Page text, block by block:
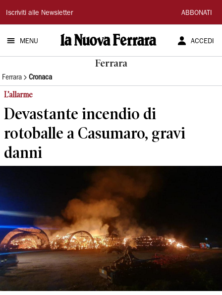
La
Nuova
Ferrara
Iscriviti alle Newsletter ABBONATI
MENU ACCEDI
Ferrara
Ferrara Cronaca
L’allarme
Devastante incendio di
rotoballe a Casumaro, gravi
danni